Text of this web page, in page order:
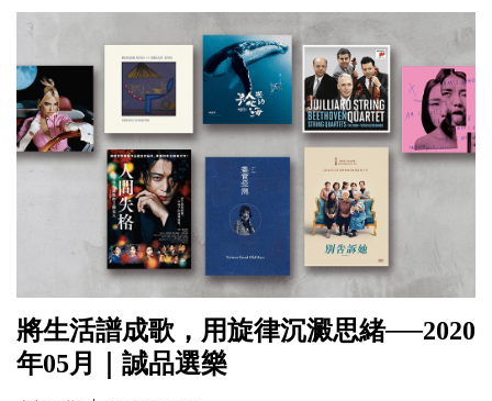
將生活譜成歌，用旋律沉澱思緒──2020
年05月｜誠品選樂